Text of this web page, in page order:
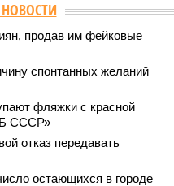
продав им фейковые
спонтанных желаний
фляжки с красной
СССР»
отказ передавать
остающихся в городе